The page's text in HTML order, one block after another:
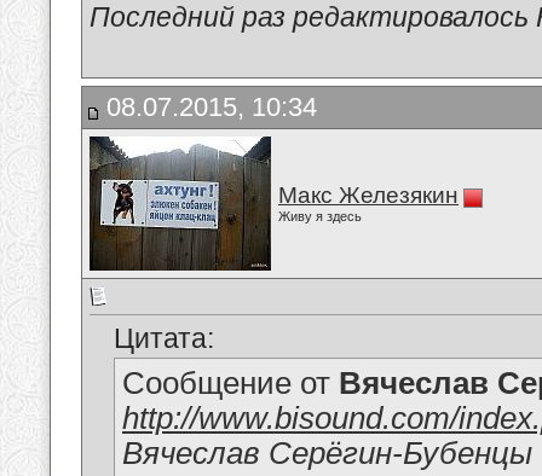
Последний раз
08.07.2015, 10:34
Макс Железякин
Живу я здесь
Цитата:
Сообщение от Вячеслав
http://www.bisound.com/
Вячеслав Серёгин-Бубенцы